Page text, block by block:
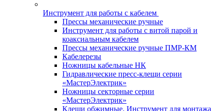
Инструмент для работы с кабелем
Прессы механические ручные
Инструмент для работы с витой парой и
коаксиальным кабелем
Прессы механические ручные ПМР-КМ
Кабелерезы
Ножницы кабельные НК
Гидравлические пресс-клещи серии
«МастерЭлектрик»
Ножницы секторные серии
«МастерЭлектрик»
Клещи обжимные. Инструмент для монтажа